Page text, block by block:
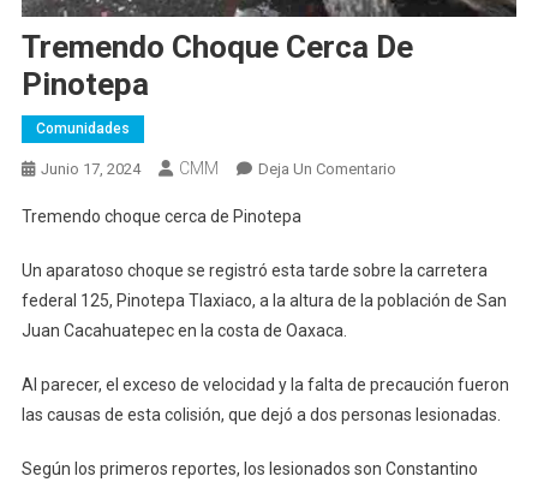
Tremendo Choque Cerca De
Pinotepa
Comunidades
Junio 17, 2024 CMM Deja Un ComentarioEn
De
Pinotepa
Tremendo choque cerca de Pinotepa
Un aparatoso choque se registró esta tarde sobre la carretera
federal 125, Pinotepa Tlaxiaco, a la altura de la población de San
Juan Cacahuatepec en la costa de Oaxaca.
Al parecer, el exceso de velocidad y la falta de precaución fueron
las causas de esta colisión, que dejó a dos personas lesionadas.
Según los primeros reportes, los lesionados son Constantino